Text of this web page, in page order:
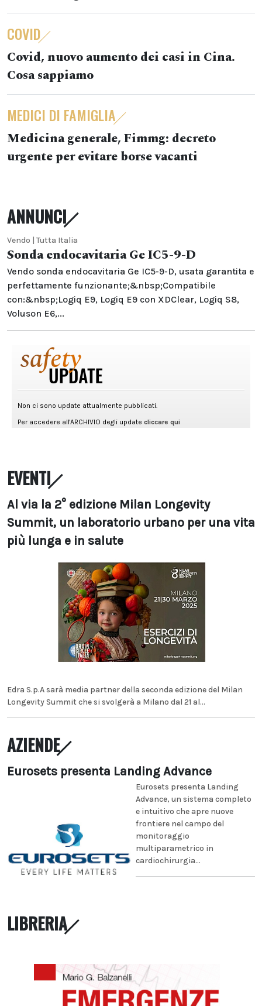
COVID
Covid, nuovo aumento dei casi in Cina.
Cosa sappiamo
MEDICI DI FAMIGLIA
Medicina generale, Fimmg: decreto
urgente per evitare borse vacanti
ANNUNCI
Vendo | Tutta Italia
Sonda endocavitaria Ge IC5-9-D
Vendo sonda endocavitaria Ge IC5-9-D, usata garantita e
perfettamente funzionante;&nbsp;Compatibile
con:&nbsp;Logiq E9, Logiq E9 con XDClear, Logiq S8,
Voluson E6,...
EVENTI
Al via la 2° edizione Milan Longevity
Summit, un laboratorio urbano per una vita
più lunga e in salute
Edra S.p.A sarà media partner della seconda edizione del Milan
Longevity Summit che si svolgerà a Milano dal 21 al...
AZIENDE
Eurosets presenta Landing Advance
Eurosets presenta Landing
Advance, un sistema completo
e intuitivo che apre nuove
frontiere nel campo del
monitoraggio
multiparametrico in
cardiochirurgia...
LIBRERIA